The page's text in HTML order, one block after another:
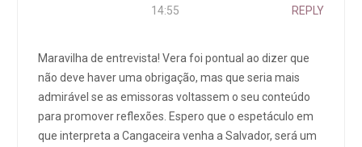
14:55
REPLY
Maravilha de entrevista! Vera foi pontual ao dizer que
não deve haver uma obrigação, mas que seria mais
admirável se as emissoras voltassem o seu conteúdo
para promover reflexões. Espero que o espetáculo em
que interpreta a Cangaceira venha a Salvador, será um